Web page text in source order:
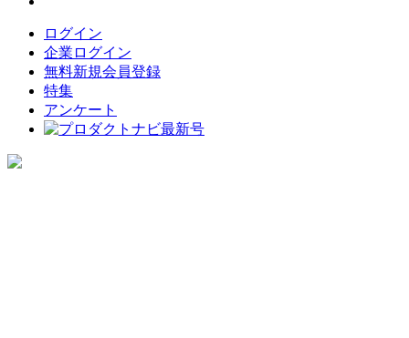
ログイン
企業ログイン
無料新規会員登録
特集
アンケート